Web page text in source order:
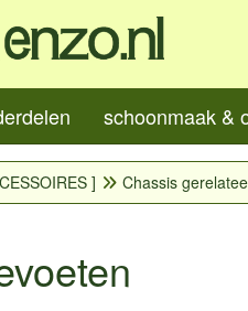
schoonmaak &
] Chassis